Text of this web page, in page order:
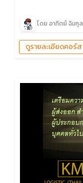
โดย อาทิตย์ ฉิมกุล
ดูรายละเอียดคอร์ส